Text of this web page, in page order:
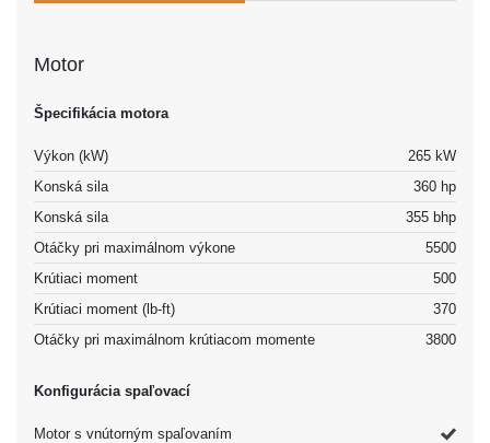
Motor
Špecifikácia motora
Výkon (kW)
265 kW
Konská sila
360 hp
Konská sila
355 bhp
Otáčky pri maximálnom výkone
5500
Krútiaci moment
500
Krútiaci moment (lb-ft)
370
Otáčky pri maximálnom krútiacom momente
3800
Konfigurácia spaľovací
Motor s vnútorným spaľovaním